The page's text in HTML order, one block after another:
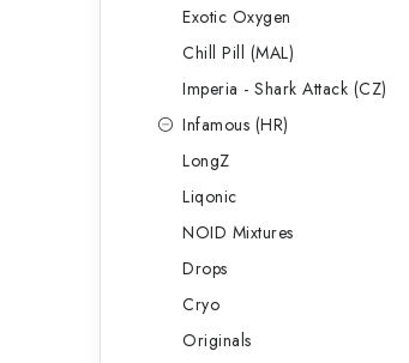
Exotic Oxygen
Chill Pill (MAL)
Imperia - Shark Attack (CZ)
Infamous (HR)
LongZ
Liqonic
NOID Mixtures
Drops
Cryo
Originals